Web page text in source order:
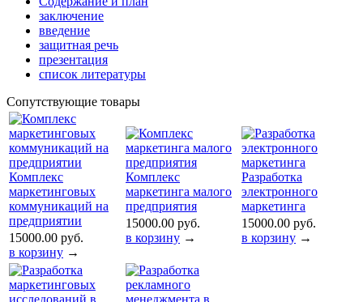
заключение
введение
защитная речь
презентация
список литературы
Сопутствующие товары
Комплекс
маркетинговых
коммуникаций на
предприятии
15000.00 руб.
в корзину →
Комплекс
маркетинга малого
предприятия
15000.00 руб.
в корзину →
Разработка
электронного
маркетинга
15000.00 руб.
в корзину →